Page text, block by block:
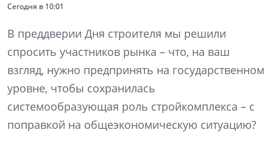
Сегодня в 10:01
В преддверии Дня строителя мы решили
спросить участников рынка – что, на ваш
взгляд, нужно предпринять на государственном
уровне, чтобы сохранилась
системообразующая роль стройкомплекса – с
поправкой на общеэкономическую ситуацию?